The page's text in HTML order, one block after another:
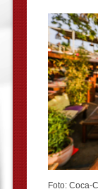
Foto: Coca-